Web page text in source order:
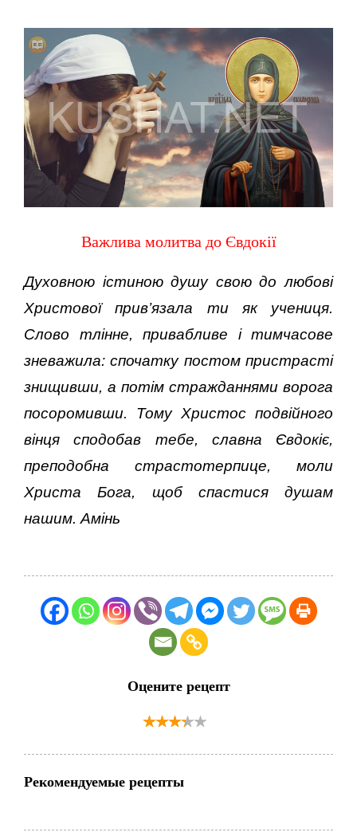
Важлива молитва до Євдокії
Духовною істиною душу свою до любові
Христової прив’язала ти як учениця.
Слово тлінне, привабливе і тимчасове
зневажила: спочатку постом пристрасті
знищивши, а потім стражданнями ворога
посоромивши. Тому Христос подвійного
вінця сподобав тебе, славна Євдокіє,
преподобна страстотерпице, моли
Христа Бога, щоб спастися душам
нашим. Амінь
Оцените рецепт
Рекомендуемые рецепты